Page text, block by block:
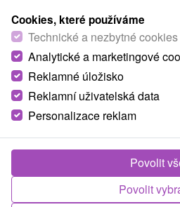
Cookies, které používáme
Technické a nezbytné cookies
Analytické a marketingové
Reklamné úložisko
Reklamní uživatelská data
Personalizace reklam
Povolit
Povolit